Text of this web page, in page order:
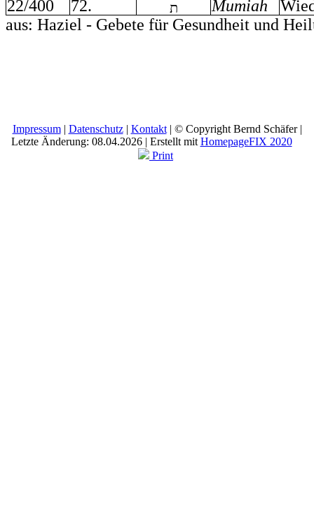
22/400
72. ת Mumiah
aus: Haziel - Gebete für Gesundheit und
Impressum| Datenschutz| Kontakt| © Copyright Bernd Schäfer |
Letzte Änderung: 08.04.2026 | Erstellt mit HomepageFIX 2020
Print